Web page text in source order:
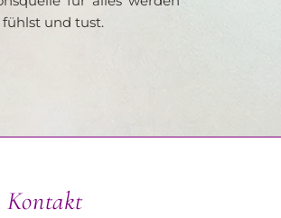
fühlst und tust.
Kontakt